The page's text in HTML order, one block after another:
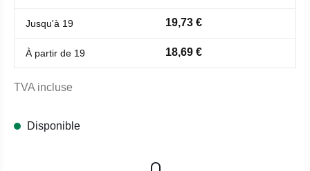
Jusqu'à 19 19,73 €
À partir de 19 18,69 €
TVA incluse
Disponible